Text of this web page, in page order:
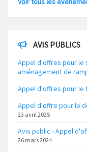
AVIS PUBLICS
Appel d'offres pour le
aménagement de
Appel d'offres pour le
Appel d'offre pour le
23 avril 2025
Avis public - Appel
26 mars 2024